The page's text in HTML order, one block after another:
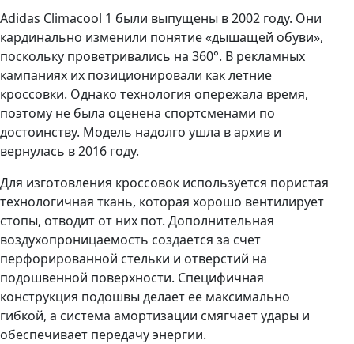
Adidas Climacool 1 были выпущены в 2002 году. Они
кардинально изменили понятие «дышащей обуви»,
поскольку проветривались на 360°. В рекламных
кампаниях их позиционировали как летние
кроссовки. Однако технология опережала время,
поэтому не была оценена спортсменами по
достоинству. Модель надолго ушла в архив и
вернулась в 2016 году.
Для изготовления кроссовок используется пористая
технологичная ткань, которая хорошо вентилирует
стопы, отводит от них пот. Дополнительная
воздухопроницаемость создается за счет
перфорированной стельки и отверстий на
подошвенной поверхности. Специфичная
конструкция подошвы делает ее максимально
гибкой, а система амортизации смягчает удары и
обеспечивает передачу энергии.